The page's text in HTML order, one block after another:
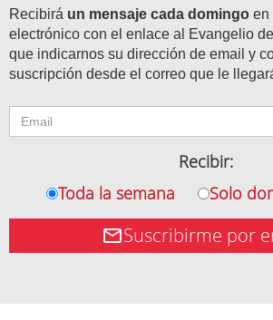
Recibirá un mensaje cada domingo en
electrónico con el enlace al Evangelio
que indicarnos su dirección de email y
suscripción desde el correo que le
Recibir:
Toda la semana
Solo
Suscribirme por